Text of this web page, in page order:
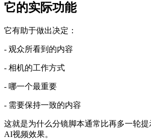
它的实际功能
它有助于做出决定：
- 观众所看到的内容
- 相机的工作方式
- 哪一个最重要
- 需要保持一致的内容
这就是为什么分镜脚本通常比再多一轮
AI视频效果。